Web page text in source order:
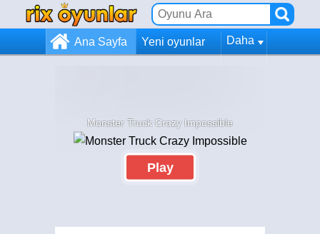
Ana Sayfa Yeni oyunlar Daha
Monster Truck Crazy Impossible
Play